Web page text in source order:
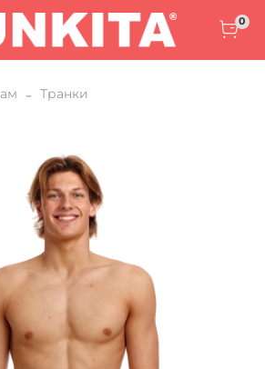
0
Транки